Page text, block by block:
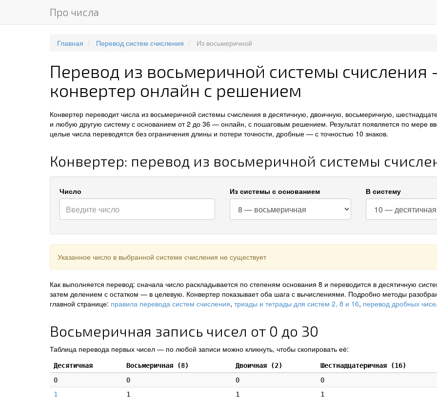
Про числа
Главная Перевод систем счисления Из восьмеричной
Перевод из восьмеричной системы счисления
конвертер онлайн с решением
Конвертер переводит числа из восьмеричной системы счисления в десятичную, двоичную, восьмеричную,
и любую другую систему с основанием от 2 до 36 — онлайн, с пошаговым решением. Результат появляется по мере
целые числа переводятся без ограничения длины и потери точности, дробные — с точностью 10 знаков.
Конвертер: перевод из восьмеричной системы
Число Из системы с основанием В систему
Указанное число в выбранной системе счисления не существует
Как выполняется перевод: сначала число раскладывается по степеням основания 8 и переводится в десятичную
затем делением с остатком — в целевую. Конвертер показывает оба шага с вычислениями. Подробно методы
главной странице: правила перевода систем счисления, триады и тетрады для систем 2, 8 и 16, перевод дробных
Восьмеричная запись чисел от 0 до 30
Таблица перевода первых чисел — по любой записи можно кликнуть, чтобы скопировать её:
Десятичная Восьмеричная (8) Двоичная (2)
Шестнадцатеричная (16)
0
0 0
0
1
1 1
1